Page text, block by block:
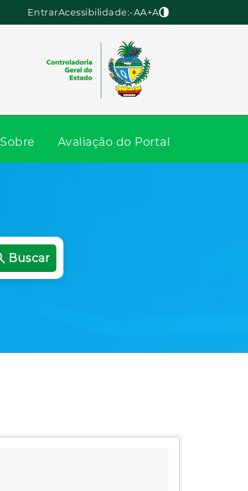
EntrarAcessibilidade:-AA+A
Sobre Avaliação do Portal
Buscar